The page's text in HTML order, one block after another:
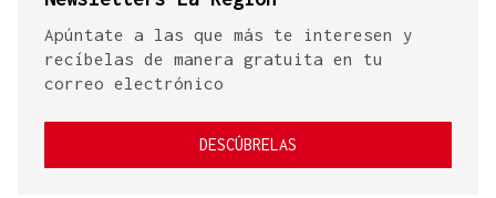
Apúntate a las que más te interesen y
recíbelas de manera gratuita en tu
correo electrónico
DESCÚBRELAS